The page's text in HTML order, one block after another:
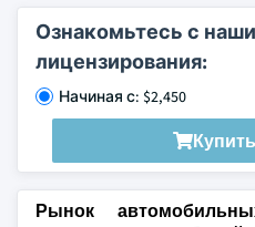
Ознакомьтесь с
лицензирования:
Начиная с: $2,450
Рынок